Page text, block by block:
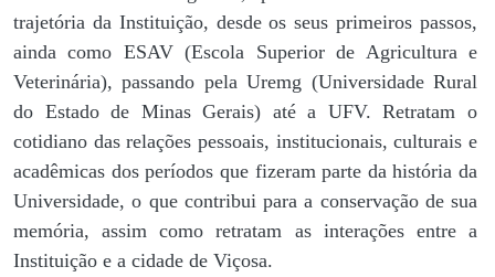
trajetória da Instituição, desde os seus primeiros passos,
ainda como ESAV (Escola Superior de Agricultura e
Veterinária), passando pela Uremg (Universidade Rural
do Estado de Minas Gerais) até a UFV. Retratam o
cotidiano das relações pessoais, institucionais, culturais e
acadêmicas dos períodos que fizeram parte da história da
Universidade, o que contribui para a conservação de sua
memória, assim como retratam as interações entre a
Instituição e a cidade de Viçosa.